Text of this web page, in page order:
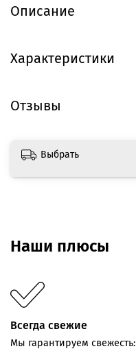
Описание
Характеристики
Отзывы
Выбрать
Наши плюсы
Всегда свежие
Мы гарантируем свежесть: